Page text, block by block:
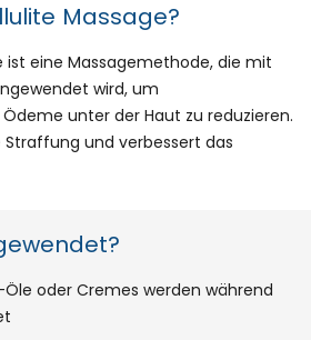
Massage?
eine Massagemethode, die mit
wird, um
unter der Haut zu reduzieren.
Straffung und verbessert das
oder Cremes werden während